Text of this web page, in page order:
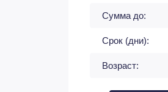
Сумма до:
Срок (дни):
Возраст: